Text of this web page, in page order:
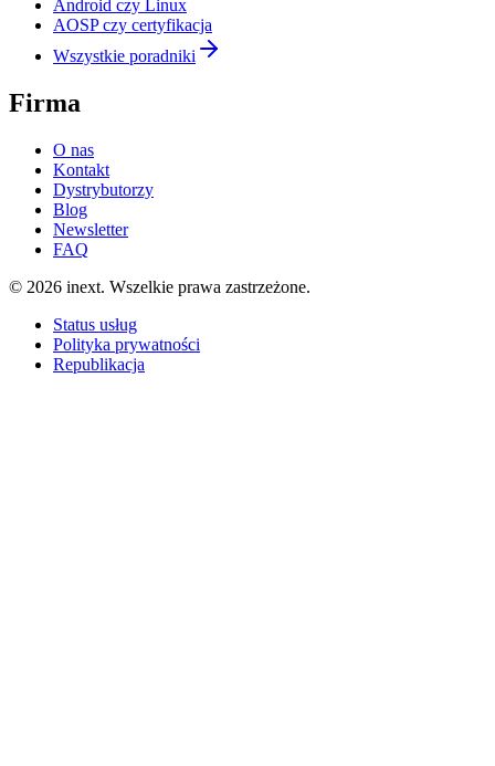
Android czy Linux
AOSP czy certyfikacja
Wszystkie poradniki
Firma
O nas
Kontakt
Dystrybutorzy
Blog
Newsletter
FAQ
© 2026 inext. Wszelkie prawa zastrzeżone.
Status usług
Polityka prywatności
Republikacja